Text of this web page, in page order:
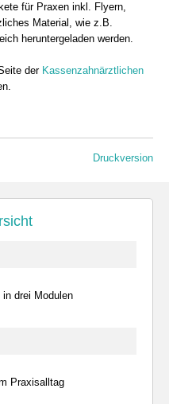
für Praxen inkl. Flyern,
Material, wie z.B.
heruntergeladen werden.
der Kassenzahnärztlichen
Druckversion
drei Modulen
Praxisalltag